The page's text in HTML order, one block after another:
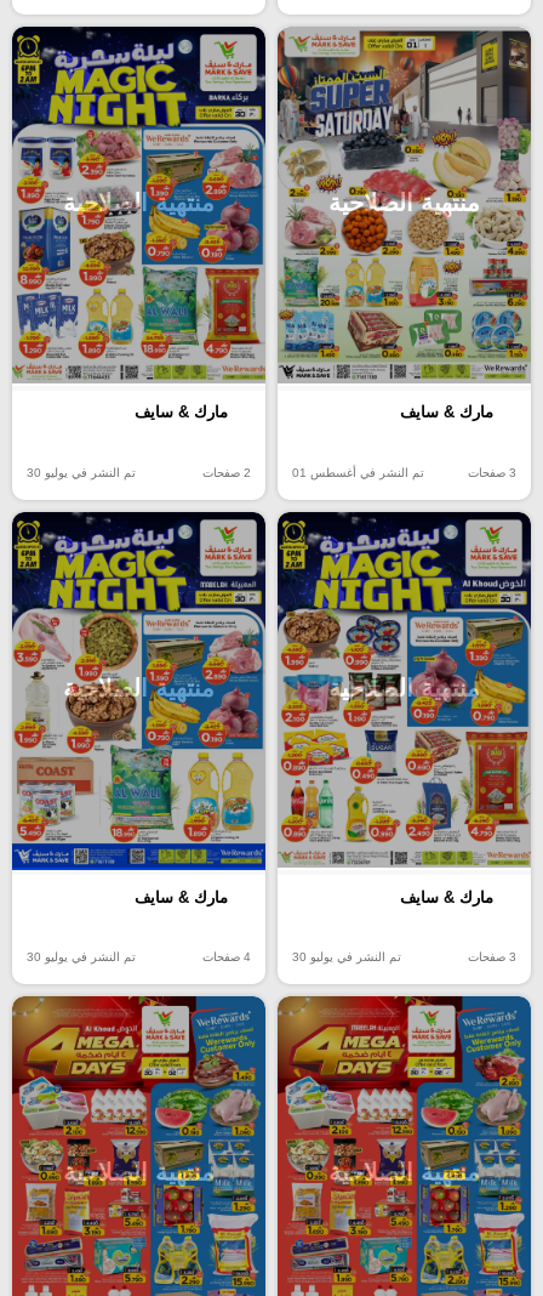
منتهية الصلاحية
مارك & سايف
3 صفحات تم النشر في أغسطس 01
منتهية الصلاحية
مارك & سايف
2 صفحات تم النشر في يوليو 30
منتهية الصلاحية
مارك & سايف
3 صفحات تم النشر في يوليو 30
منتهية الصلاحية
مارك & سايف
4 صفحات تم النشر في يوليو 30
منتهية الصلاحية منتهية الصلاحية